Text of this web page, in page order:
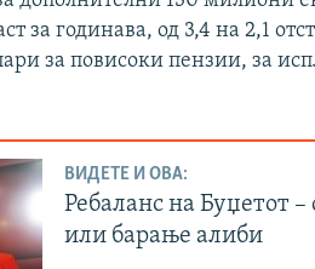
за годинава, од 3,4 на 2,1
за повисоки пензии, за
ВИДЕТЕ И ОВА:
Ребаланс на Буџетот
или барање алиби